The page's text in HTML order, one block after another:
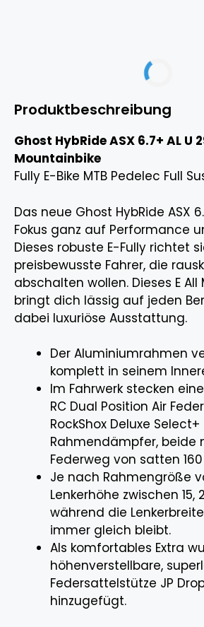
Produktbeschreibung
Ghost HybRide ASX 6.7+ AL U
Mountainbike
Fully E-Bike MTB Pedelec Full
Das neue Ghost HybRide ASX
Fokus ganz auf Performance
Dieses robuste E-Fully richtet
preisbewusste Fahrer, die
abschalten wollen. Dieses E All
bringt dich lässig auf jeden
dabei luxuriöse Ausstattung.
Der Aluminiumrahmen
komplett in seinem
Im Fahrwerk stecken
RC Dual Position Air
RockShox Deluxe Select+
Rahmendämpfer, beide
Federweg von satten
Je nach Rahmengröße
Lenkerhöhe zwischen 15,
während die
immer gleich bleibt.
Als komfortables Extra
höhenverstellbare,
Federsattelstütze JP
hinzugefügt.